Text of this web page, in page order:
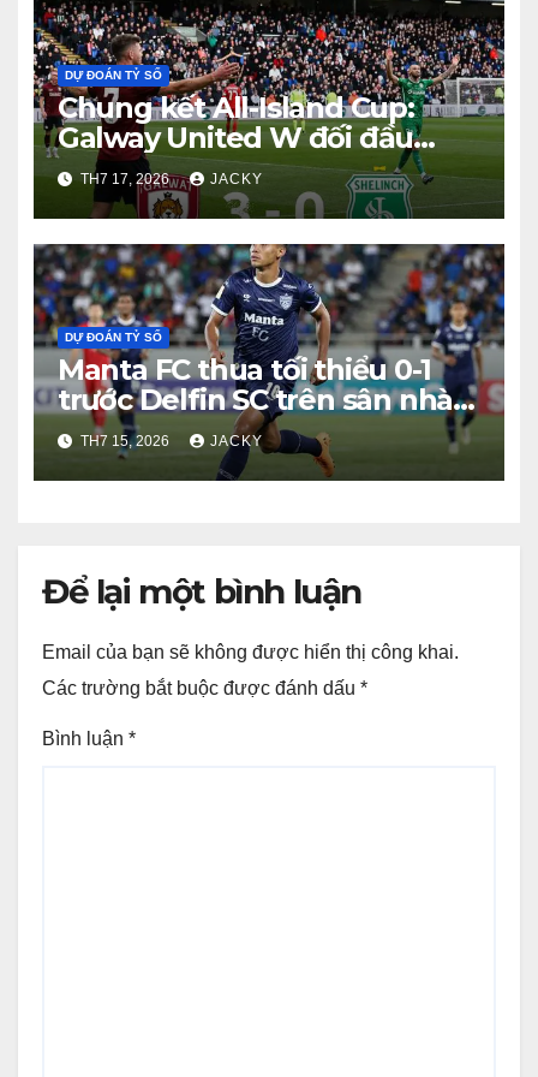
DỰ ĐOÁN TỶ SỐ
Chung kết All-Island Cup:
Galway United W đối đầu
Shelbourne W
TH7 17, 2026 JACKY
DỰ ĐOÁN TỶ SỐ
Manta FC thua tối thiểu 0-1
trước Delfin SC trên sân nhà
Estadio Jocay
TH7 15, 2026 JACKY
Để lại một bình luận
Email của bạn sẽ không được hiển thị công khai.
Các trường bắt buộc được đánh dấu *
Bình luận *